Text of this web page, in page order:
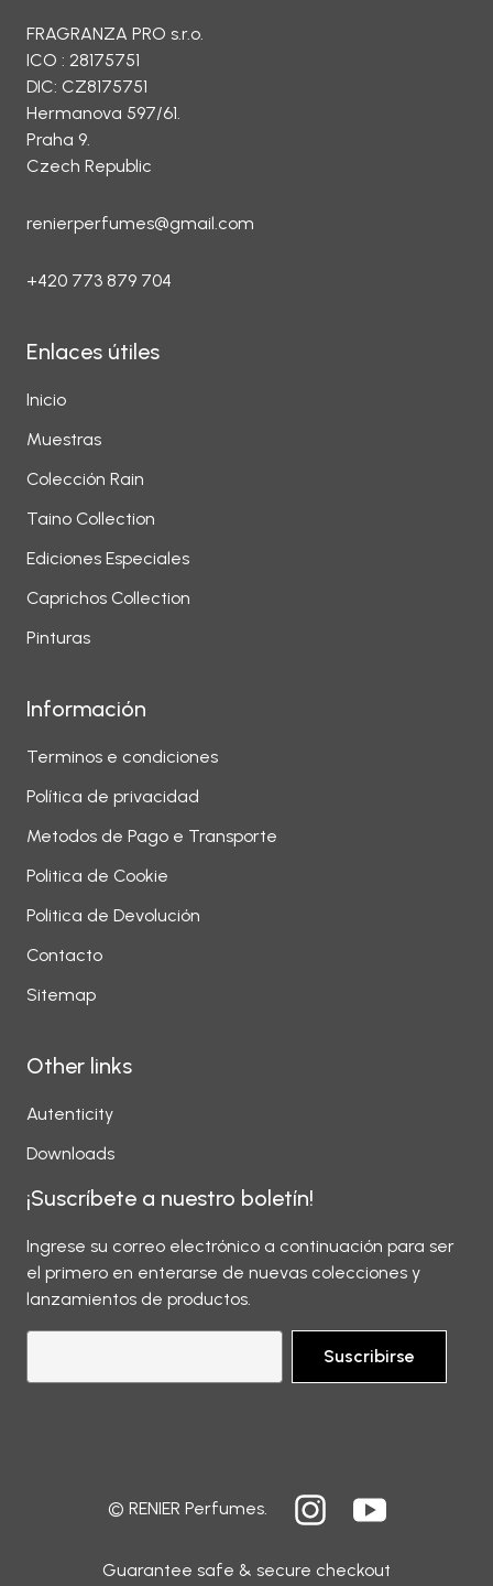
FRAGRANZA PRO s.r.o.
ICO : 28175751
DIC: CZ8175751
Hermanova 597/61.
Praha 9.
Czech Republic
renierperfumes@gmail.com
+420 773 879 704
Enlaces útiles
Inicio
Muestras
Colección Rain
Taino Collection
Ediciones Especiales
Caprichos Collection
Pinturas
Información
Terminos e condiciones
Política de privacidad
Metodos de Pago e Transporte
Politica de Cookie
Politica de Devolución
Contacto
Sitemap
Other links
Autenticity
Downloads
¡Suscríbete a nuestro boletín!
Ingrese su correo electrónico a continuación para ser
el primero en enterarse de nuevas colecciones y
lanzamientos de productos.
Suscribirse
© RENIER Perfumes.
Guarantee safe & secure checkout